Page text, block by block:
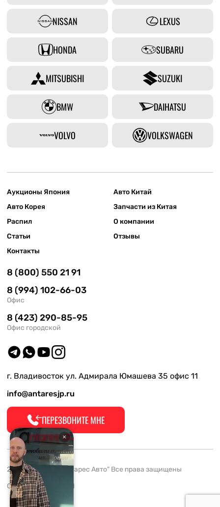
NISSAN LEXUS
HONDA SUBARU
MITSUBISHI SUZUKI
BMW DAIHATSU
VOLVO VOLKSWAGEN
Аукционы Япония
Авто Китай
Авто Корея
Запчасти из Китая
Распил
О компании
Статьи
Отзывы
Контакты
8 (800) 550 21 91
8 (994) 102-66-03
Офис
8 (423) 290-85-95
Офис городской
г. Владивосток ул. Адмирала Юмашева 35 офис 11
info@antaresjp.ru
ПЕРЕЗВОНИТЕ МНЕ
2008-2026 ООО "Антарес Авто" Все права защищены
ОГРН 1132537005061